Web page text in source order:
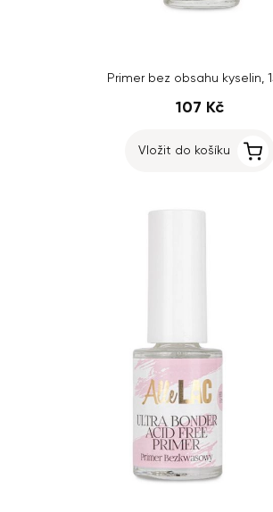
Primer bez obsahu kyselin,
107 Kč
Vložit do košíku